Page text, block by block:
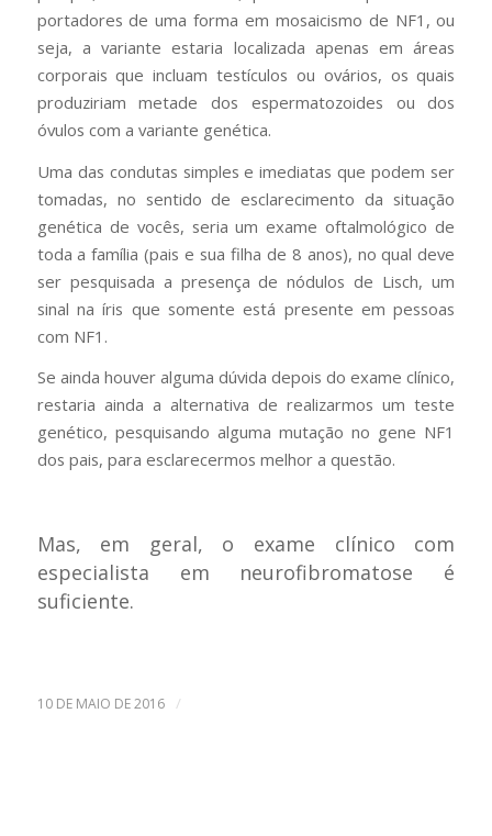
portadores de uma forma em mosaicismo de NF1, ou
seja, a variante estaria localizada apenas em áreas
corporais que incluam testículos ou ovários, os quais
produziriam metade dos espermatozoides ou dos
óvulos com a variante genética.
Uma das condutas simples e imediatas que podem ser
tomadas, no sentido de esclarecimento da situação
genética de vocês, seria um exame oftalmológico de
toda a família (pais e sua filha de 8 anos), no qual deve
ser pesquisada a presença de nódulos de Lisch, um
sinal na íris que somente está presente em pessoas
com NF1.
Se ainda houver alguma dúvida depois do exame clínico,
restaria ainda a alternativa de realizarmos um teste
genético, pesquisando alguma mutação no gene NF1
dos pais, para esclarecermos melhor a questão.
Mas, em geral, o exame clínico com
especialista em neurofibromatose é
suficiente.
10 DE MAIO DE 2016 /